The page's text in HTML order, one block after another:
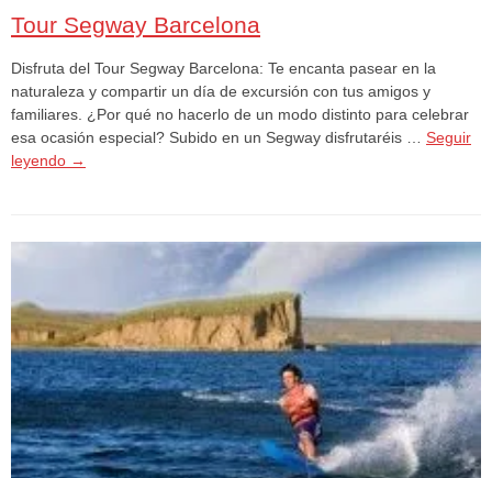
Tour Segway Barcelona​
Disfruta del Tour Segway Barcelona​: Te encanta pasear en la
naturaleza y compartir un día de excursión con tus amigos y
familiares. ¿Por qué no hacerlo de un modo distinto para celebrar
esa ocasión especial? Subido en un Segway disfrutaréis … Seguir
leyendo →